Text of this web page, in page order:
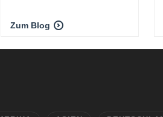
Zum Blog